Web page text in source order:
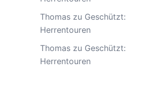
Thomaszu Geschützt:
Herrentouren
Thomaszu Geschützt:
Herrentouren